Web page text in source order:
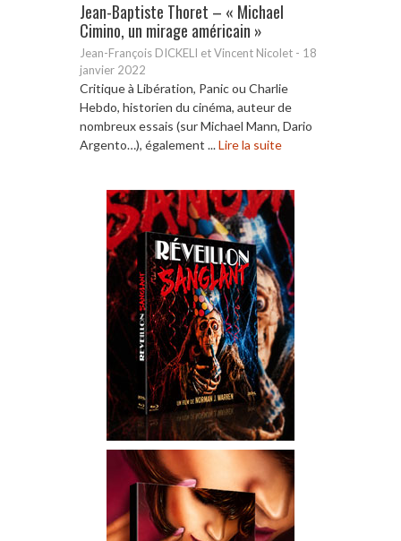
Jean-Baptiste Thoret – « Michael
Cimino, un mirage américain »
Jean-François DICKELI et Vincent Nicolet - 18
janvier 2022
Critique à Libération, Panic ou Charlie
Hebdo, historien du cinéma, auteur de
nombreux essais (sur Michael Mann, Dario
Argento…), également ...Lire la suite